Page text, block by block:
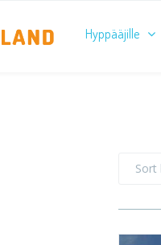
Hyppääjille
Sort